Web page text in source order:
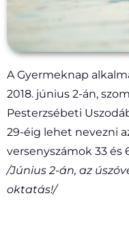
A Gyermeknap
2018. június 2-án,
Pesterzsébeti
29-éig lehet nevezni
versenyszámok 33 és
/Június 2-án, az
oktatás!/